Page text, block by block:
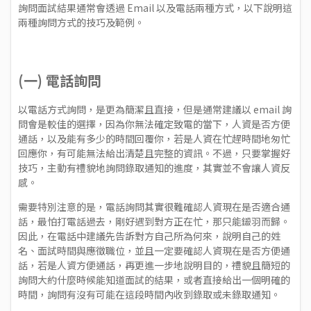
詢問面試結果通常會透過 Email 以及電話兩種方式，以下說明這
兩種詢問方式的技巧及範例。
(一) 電話詢問
以電話方式詢問，是更為簡潔且直接，但是通常建議以 email 詢
問會是較佳的選擇，因為你無法確定致電的當下，人資是否方便
通話，以及能有多少的時間回覆你，若是人資在忙趕時間地匆忙
回應你，有可能無法給出清楚且完整的資訊。不過，只要掌握好
技巧，主動有禮貌地詢問錄取通知的進度，其實並不會讓人資反
感。
需要特別注意的是，電話詢問其實很難確認人資現在是否適合通
話，最怕打電話過去，剛好遇到對方正在忙，那只能鎩羽而歸。
因此，在電話中建議先告訴對方自己所為何來，說明自己的姓
名、面試時間與應徵職位，並且一定要確認人資現在是否方便通
話，若是人資方便通話，再更進一步地說明目的，禮貌且簡短的
詢問大約什麼時候能知道面試的結果，或者直接給出一個明確的
時間，詢問有沒有可能在這段時間內收到錄取或未錄取通知。